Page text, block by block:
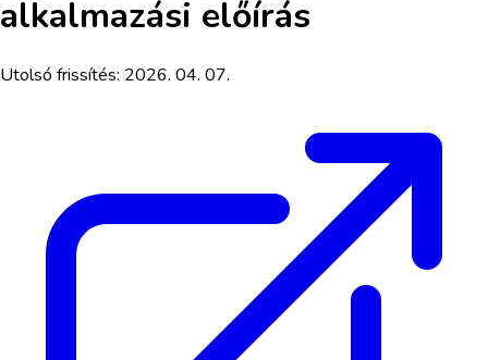
alkalmazási előírás
Utolsó frissítés: 2026. 04. 07.